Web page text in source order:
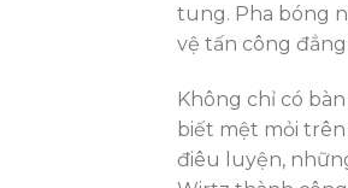
tung. Pha bóng
vệ tấn công đẳng
Không chỉ có
biết mệt mỏi
điêu luyện,